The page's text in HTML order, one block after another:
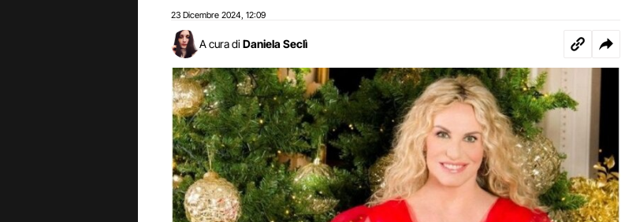
23 Dicembre 2024 12:09
A cura di Daniela Seclì